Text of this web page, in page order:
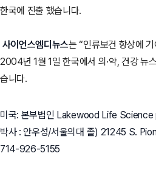
한국에 진출 했습니다.
사이언스엠디뉴스는 “인류보건 향상에
2004년 1월 1일 한국에서 의·약, 건강 뉴
습니다.
미국: 본부법인 Lakewood Life
박사 : 안우성/서울의대 졸) 21245 S.
714-926-5155